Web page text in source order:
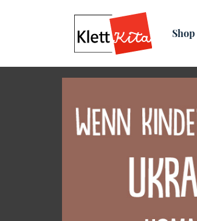
Shop
Übersicht